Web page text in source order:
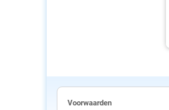
Voorwaarden